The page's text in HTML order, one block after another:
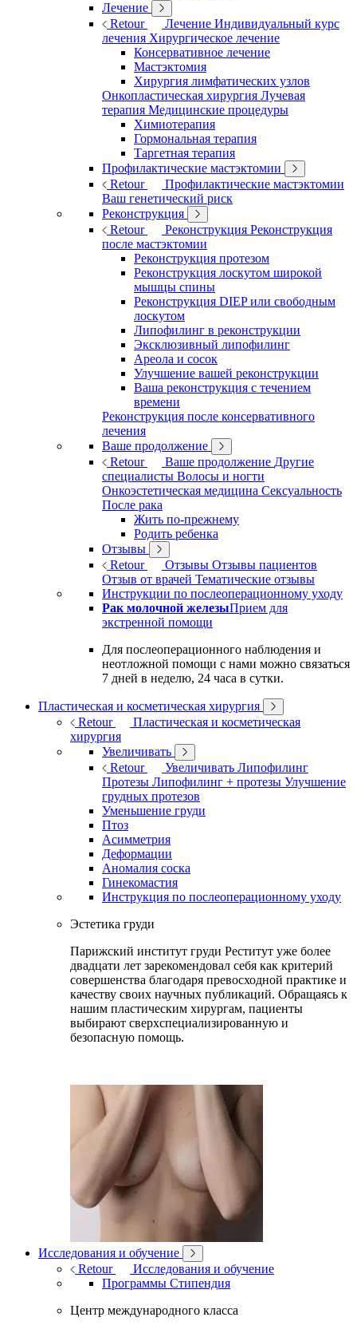
Лечение
Retour
Лечение Индивидуальный курс
лечения Хирургическое лечение
Консервативное лечение
Мастэктомия
Хирургия лимфатических узлов
Онкопластическая хирургия Лучевая
терапия Медицинские процедуры
Химиотерапия
Гормональная терапия
Таргетная терапия
Профилактические мастэктомии
Retour
Профилактические мастэктомии
Ваш генетический риск
Реконструкция
Retour
Реконструкция Реконструкция
после мастэктомии
Реконструкция протезом
Реконструкция лоскутом широкой
мышцы спины
Реконструкция DIEP или свободным
лоскутом
Липофилинг в реконструкции
Эксклюзивный липофилинг
Ареола и сосок
Улучшение вашей реконструкции
Ваша реконструкция с течением
времени
Реконструкция после консервативного
лечения
Ваше продолжение
Retour
Ваше продолжение Другие
специалисты Волосы и ногти
Онкоэстетическая медицина Сексуальность
После рака
Жить по-прежнему
Родить ребенка
Отзывы
Retour
Отзывы Отзывы пациентов
Отзыв от врачей Тематические отзывы
Инструкции по послеоперационному уходу
Рак молочной железыПрием для
экстренной помощи
Для послеоперационного наблюдения и
неотложной помощи с нами можно связаться
7 дней в неделю, 24 часа в сутки.
Пластическая и косметическая хирургия
Retour
Пластическая и косметическая
хирургия
Увеличивать
Retour
Увеличивать Липофилинг
Протезы Липофилинг + протезы Улучшение
грудных протезов
Уменьшение груди
Птоз
Асимметрия
Деформации
Аномалия соска
Гинекомастия
Инструкция по послеоперационному уходу
Эстетика груди
Парижский институт груди Реститут уже более
двадцати лет зарекомендовал себя как критерий
совершенства благодаря превосходной практике и
качеству своих научных публикаций. Обращаясь к
нашим пластическим хирургам, пациенты
выбирают сверхспециализированную и
безопасную помощь.
Исследования и обучение
Retour
Исследования и обучение
Программы Стипендия
Центр международного класса